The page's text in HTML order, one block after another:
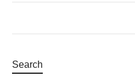
Search